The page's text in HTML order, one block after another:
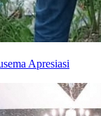
Apresiasi